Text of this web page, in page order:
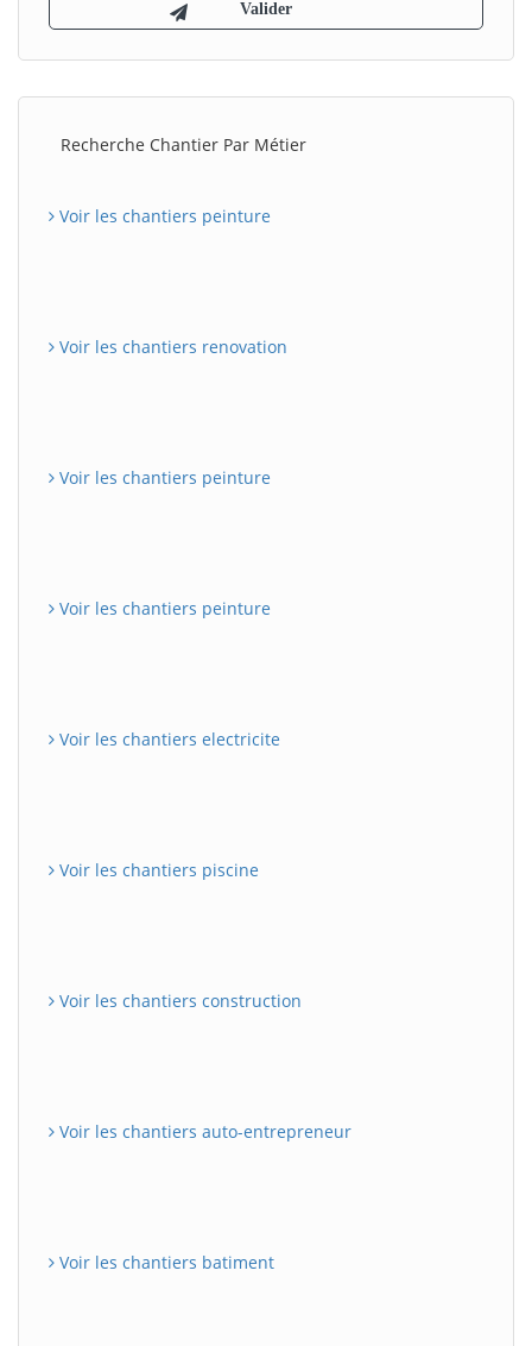
Recherche Chantier Par Métier
Voir les chantiers peinture
Voir les chantiers renovation
Voir les chantiers peinture
Voir les chantiers peinture
Voir les chantiers electricite
Voir les chantiers piscine
Voir les chantiers construction
Voir les chantiers auto-entrepreneur
Voir les chantiers batiment